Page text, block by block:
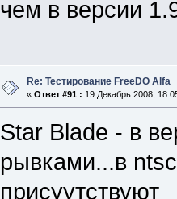
чем в версии
Re: Тестирование FreeDO Alfa
« Ответ #91 : 19 Декабрь 2008,
Star Blade - в
рывками...в
присуутствуют